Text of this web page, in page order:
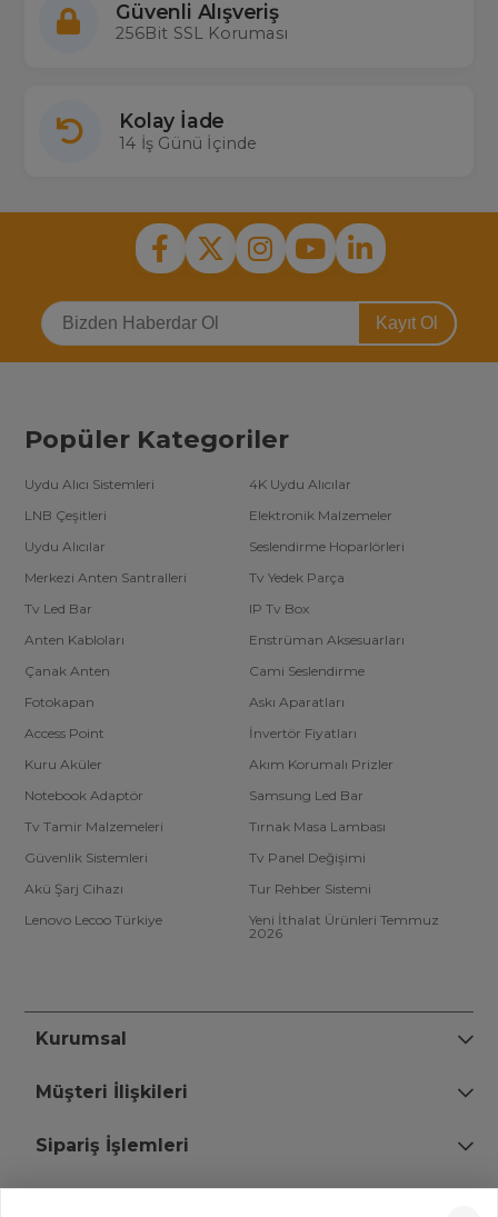
Güvenli Alışveriş
256Bit SSL Koruması
Kolay İade
14 İş Günü İçinde
Kayıt Ol
Popüler Kategoriler
Uydu Alıcı Sistemleri
4K Uydu Alıcılar
LNB Çeşitleri
Elektronik Malzemeler
Uydu Alıcılar
Seslendirme Hoparlörleri
Merkezi Anten Santralleri
Tv Yedek Parça
Tv Led Bar
IP Tv Box
Anten Kabloları
Enstrüman Aksesuarları
Çanak Anten
Cami Seslendirme
Fotokapan
Askı Aparatları
Access Point
İnvertör Fiyatları
Kuru Aküler
Akım Korumalı Prizler
Notebook Adaptör
Samsung Led Bar
Tv Tamir Malzemeleri
Tırnak Masa Lambası
Güvenlik Sistemleri
Tv Panel Değişimi
Akü Şarj Cihazı
Tur Rehber Sistemi
Lenovo Lecoo Türkiye
Yeni İthalat Ürünleri Temmuz
2026
Kurumsal
Müşteri İlişkileri
Sipariş İşlemleri